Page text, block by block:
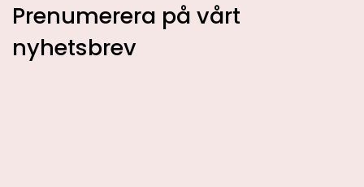
Prenumerera på vårt
nyhetsbrev